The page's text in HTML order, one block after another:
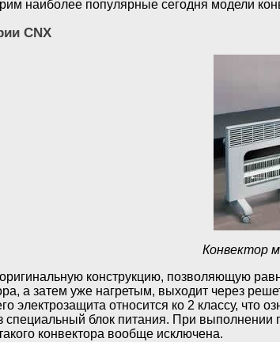
наиболее популярные сегодня модели
CNX
Конвектор
конструкцию, позволяющую
а затем уже нагретым, выходит через
электрозащита относится ко 2 классу, что
специальный блок питания. При выполнении
конвектора вообще исключена.